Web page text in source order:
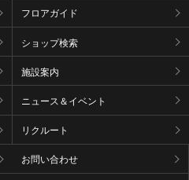
フロアガイド
ショップ検索
施設案内
ニュース＆イベント
リクルート
お問い合わせ